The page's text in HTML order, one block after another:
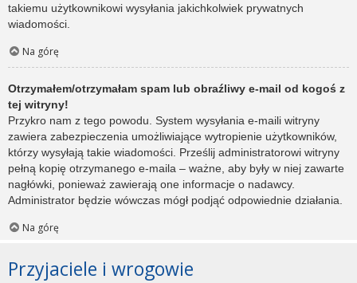
takiemu użytkownikowi wysyłania jakichkolwiek prywatnych
wiadomości.
Na górę
Otrzymałem/otrzymałam spam lub obraźliwy e-mail od kogoś z
tej witryny!
Przykro nam z tego powodu. System wysyłania e-maili witryny
zawiera zabezpieczenia umożliwiające wytropienie użytkowników,
którzy wysyłają takie wiadomości. Prześlij administratorowi witryny
pełną kopię otrzymanego e-maila – ważne, aby były w niej zawarte
nagłówki, ponieważ zawierają one informacje o nadawcy.
Administrator będzie wówczas mógł podjąć odpowiednie działania.
Na górę
Przyjaciele i wrogowie